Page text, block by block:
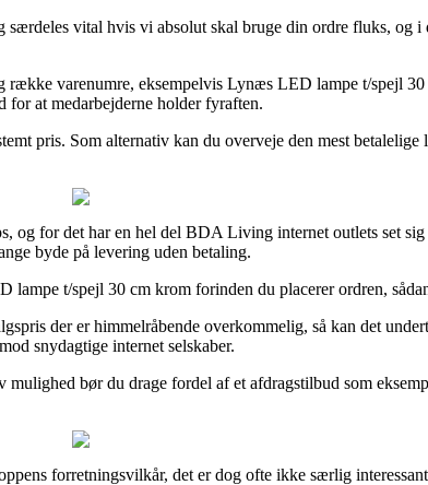
vital hvis vi absolut skal bruge din ordre fluks, og
varenumre, eksempelvis Lynæs LED lampe t/spejl
for at medarbejderne holder fyraften.
pris. Som alternativ kan du overveje den mest
for det har en hel del BDA Living internet outlets set
byde på levering uden betaling.
t/spejl 30 cm krom forinden du placerer ordren,
der er himmelråbende overkommelig, så kan det
snydagtige internet selskaber.
bør du drage fordel af et afdragstilbud som
forretningsvilkår, det er dog ofte ikke særlig